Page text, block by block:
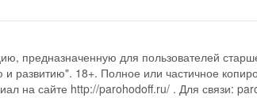
предназначенную для пользователей
18+. Полное или частичное
на сайте http://parohodoff.ru/ . Для связи: